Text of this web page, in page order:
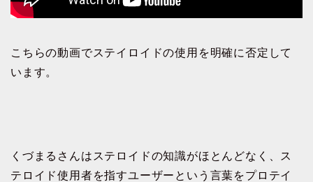
こちらの動画でステイロイドの使用を明確に否定して
います。
くづまるさんはステロイドの知識がほとんどなく、ス
テロイド使用者を指すユーザーという言葉をプロテイ